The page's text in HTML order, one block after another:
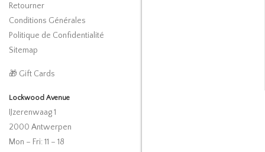
Retourner
Conditions Générales
Politique de Confidentialité
Sitemap
🎁 Gift Cards
Lockwood Avenue
IJzerenwaag 1
2000 Antwerpen
Mon – Fri: 11 – 18